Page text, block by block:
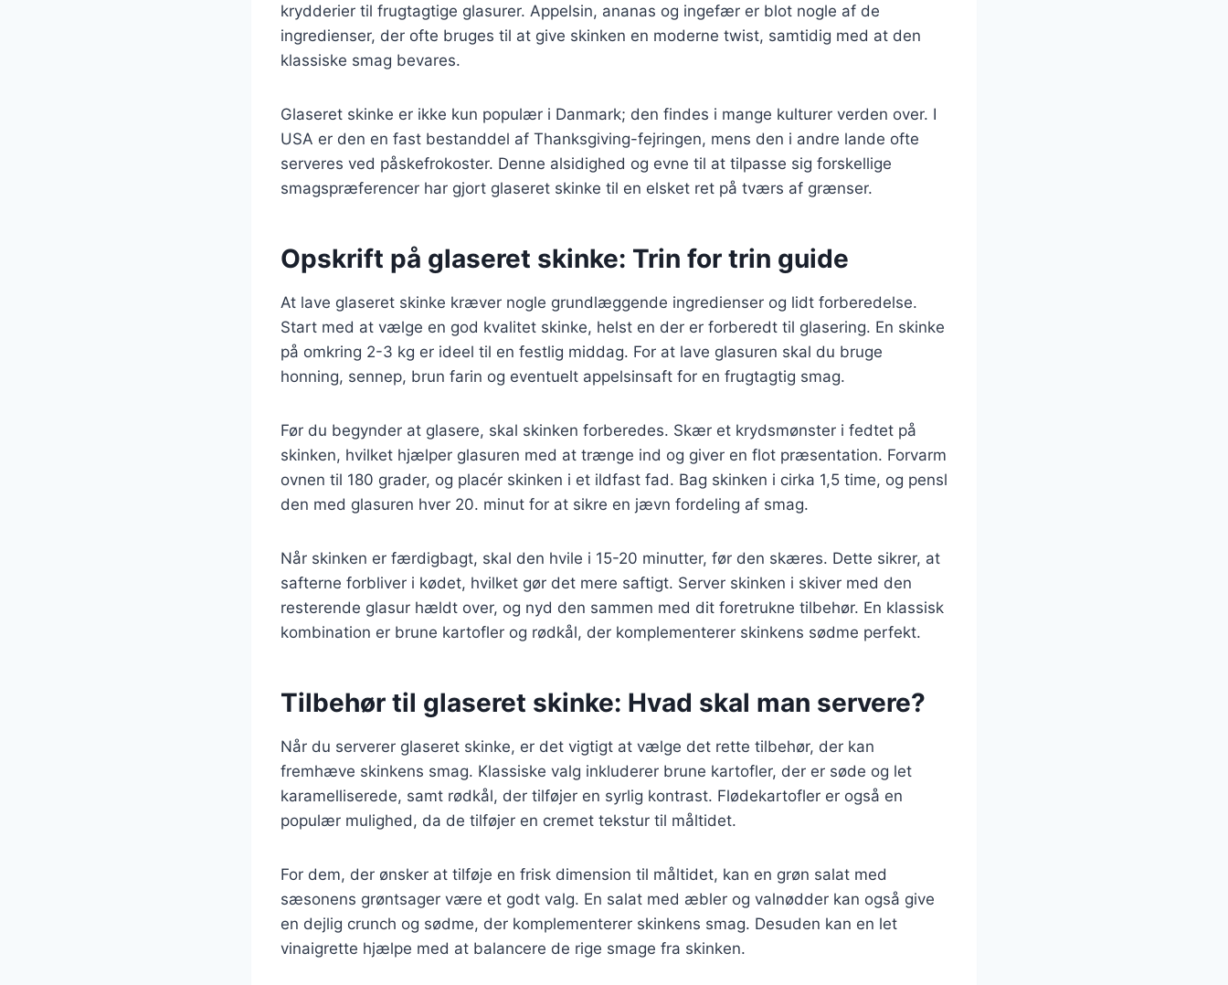
krydderier til frugtagtige glasurer. Appelsin, ananas og ingefær er blot nogle af de
ingredienser, der ofte bruges til at give skinken en moderne twist, samtidig med at den
klassiske smag bevares.
Glaseret skinke er ikke kun populær i Danmark; den findes i mange kulturer verden over. I
USA er den en fast bestanddel af Thanksgiving-fejringen, mens den i andre lande ofte
serveres ved påskefrokoster. Denne alsidighed og evne til at tilpasse sig forskellige
smagspræferencer har gjort glaseret skinke til en elsket ret på tværs af grænser.
Opskrift på glaseret skinke: Trin for trin guide
At lave glaseret skinke kræver nogle grundlæggende ingredienser og lidt forberedelse.
Start med at vælge en god kvalitet skinke, helst en der er forberedt til glasering. En skinke
på omkring 2-3 kg er ideel til en festlig middag. For at lave glasuren skal du bruge
honning, sennep, brun farin og eventuelt appelsinsaft for en frugtagtig smag.
Før du begynder at glasere, skal skinken forberedes. Skær et krydsmønster i fedtet på
skinken, hvilket hjælper glasuren med at trænge ind og giver en flot præsentation. Forvarm
ovnen til 180 grader, og placér skinken i et ildfast fad. Bag skinken i cirka 1,5 time, og pensl
den med glasuren hver 20. minut for at sikre en jævn fordeling af smag.
Når skinken er færdigbagt, skal den hvile i 15-20 minutter, før den skæres. Dette sikrer, at
safterne forbliver i kødet, hvilket gør det mere saftigt. Server skinken i skiver med den
resterende glasur hældt over, og nyd den sammen med dit foretrukne tilbehør. En klassisk
kombination er brune kartofler og rødkål, der komplementerer skinkens sødme perfekt.
Tilbehør til glaseret skinke: Hvad skal man servere?
Når du serverer glaseret skinke, er det vigtigt at vælge det rette tilbehør, der kan
fremhæve skinkens smag. Klassiske valg inkluderer brune kartofler, der er søde og let
karamelliserede, samt rødkål, der tilføjer en syrlig kontrast. Flødekartofler er også en
populær mulighed, da de tilføjer en cremet tekstur til måltidet.
For dem, der ønsker at tilføje en frisk dimension til måltidet, kan en grøn salat med
sæsonens grøntsager være et godt valg. En salat med æbler og valnødder kan også give
en dejlig crunch og sødme, der komplementerer skinkens smag. Desuden kan en let
vinaigrette hjælpe med at balancere de rige smage fra skinken.